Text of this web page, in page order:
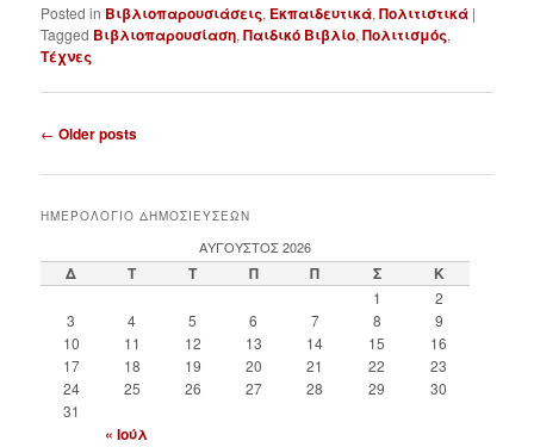
Posted in Βιβλιοπαρουσιάσεις, Εκπαιδευτικά,Πολιτιστικά |
Tagged Βιβλιοπαρουσίαση,Παιδικό Βιβλίο,Πολιτισμός,
Τέχνες
P
s
t
a
v
← Older posts
ΗΜΕΡΟΛΟΓΙΟ ΔΗΜΟΣΙΕΥΣΕΩΝ
ΑΎΓΟΥΣΤΟΣ 2026
Δ Τ Τ Π Π Σ Κ
1
2
3
4 5 6 7 8
9
10
11 12 13 14 15
16
17
18 19 20 21 22
23
24
25 26 27 28 29
30
31
« Ιούλ